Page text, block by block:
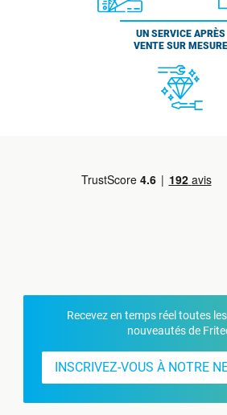
UN SERVICE APRÈS
VENTE SUR MESURE
Recevez en temps réel toutes
nouveautés de
INSCRIVEZ-VOUS À NOTRE